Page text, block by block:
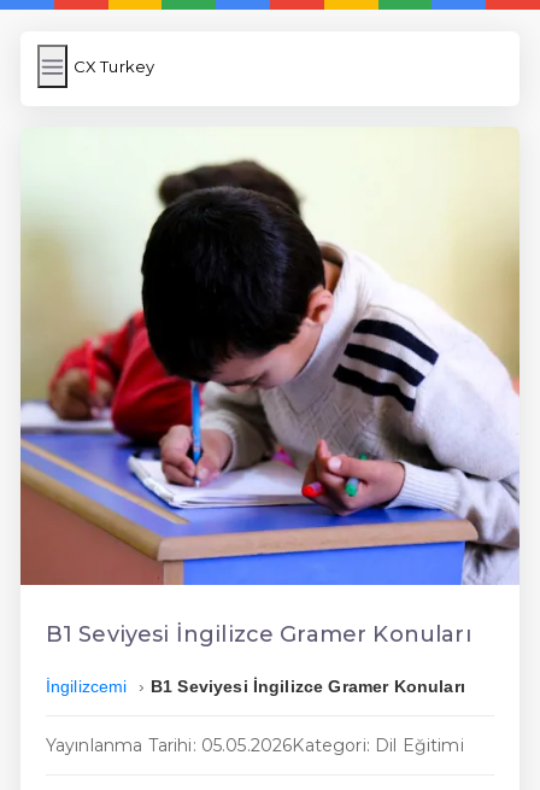
CX Turkey
CX Turkey
Link Kısaltma
WP Cache
Anasayfa
iOS İngilizce Kelime
5 Günde İngilizce
İngilizce
Dil Eğitimi
En Hızlı İngilizce
En Ucuz İngilizce
En Uygun İngilizce
B1 Seviyesi İngilizce Gramer Konuları
İngilizcemi B1 Seviyesi İngilizce Gramer Konuları
Yayınlanma Tarihi: 05.05.2026Kategori: Dil Eğitimi